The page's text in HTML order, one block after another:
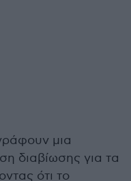
μια
διαβίωσης για τα
ότι το